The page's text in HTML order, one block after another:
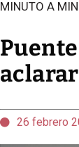
MINUTO A
26 febrero